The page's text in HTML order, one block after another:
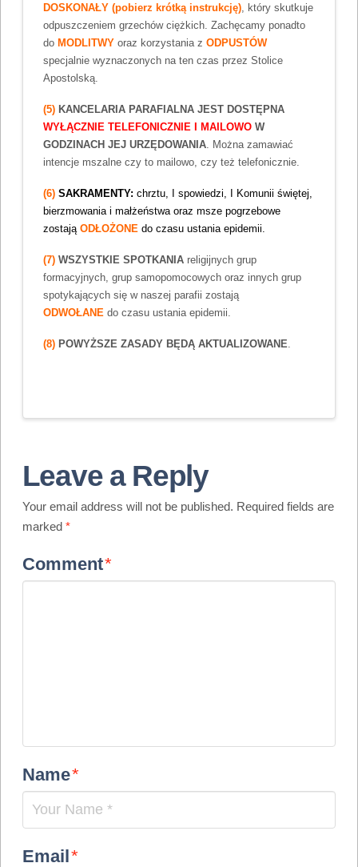
DOSKONAŁY (pobierz krótką instrukcję), który skutkuje
odpuszczeniem grzechów ciężkich. Zachęcamy ponadto
do MODLITWYoraz korzystania z ODPUSTÓW
specjalnie wyznaczonych na ten czas przez Stolice
Apostolską.
(5) KANCELARIA PARAFIALNA JEST DOSTĘPNA
WYŁĄCZNIE TELEFONICZNIE I MAILOWOW
GODZINACH JEJ URZĘDOWANIA. Można zamawiać
intencje mszalne czy to mailowo, czy też telefonicznie.
(6) SAKRAMENTY: chrztu, I spowiedzi, I Komunii świętej,
bierzmowania i małżeństwa oraz msze pogrzebowe
zostają ODŁOŻONEdo czasu ustania epidemii.
(7)WSZYSTKIE SPOTKANIAreligijnych grup
formacyjnych, grup samopomocowych oraz innych grup
spotykających się w naszej parafii zostają
ODWOŁANEdo czasu ustania epidemii.
(8)POWYŻSZE ZASADY BĘDĄ AKTUALIZOWANE.
Leave a Reply
Your email address will not be published. Required fields are
marked *
Comment*
Name*
Email*